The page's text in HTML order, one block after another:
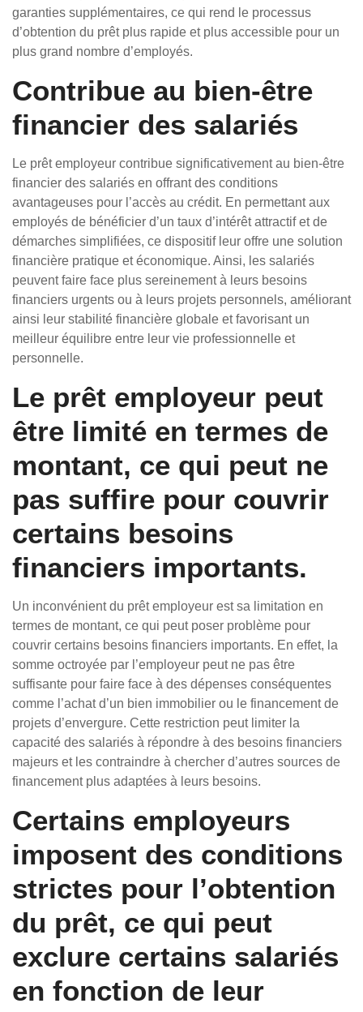
garanties supplémentaires, ce qui rend le processus
d’obtention du prêt plus rapide et plus accessible pour un
plus grand nombre d’employés.
Contribue au bien-être
financier des salariés
Le prêt employeur contribue significativement au bien-être
financier des salariés en offrant des conditions
avantageuses pour l’accès au crédit. En permettant aux
employés de bénéficier d’un taux d’intérêt attractif et de
démarches simplifiées, ce dispositif leur offre une solution
financière pratique et économique. Ainsi, les salariés
peuvent faire face plus sereinement à leurs besoins
financiers urgents ou à leurs projets personnels, améliorant
ainsi leur stabilité financière globale et favorisant un
meilleur équilibre entre leur vie professionnelle et
personnelle.
Le prêt employeur peut
être limité en termes de
montant, ce qui peut ne
pas suffire pour couvrir
certains besoins
financiers importants.
Un inconvénient du prêt employeur est sa limitation en
termes de montant, ce qui peut poser problème pour
couvrir certains besoins financiers importants. En effet, la
somme octroyée par l’employeur peut ne pas être
suffisante pour faire face à des dépenses conséquentes
comme l’achat d’un bien immobilier ou le financement de
projets d’envergure. Cette restriction peut limiter la
capacité des salariés à répondre à des besoins financiers
majeurs et les contraindre à chercher d’autres sources de
financement plus adaptées à leurs besoins.
Certains employeurs
imposent des conditions
strictes pour l’obtention
du prêt, ce qui peut
exclure certains salariés
en fonction de leur